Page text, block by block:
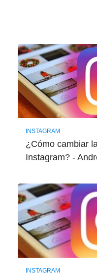
INSTAGRAM
¿Cómo cambiar
Instagram? -
INSTAGRAM